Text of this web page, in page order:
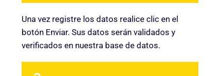
Una vez registre los datos realice clic en el
botón Enviar. Sus datos serán validados y
verificados en nuestra base de datos.